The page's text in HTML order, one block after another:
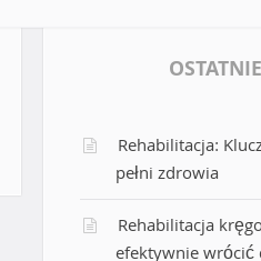
Rehabilitacja:
pełni zdrowia
Rehabilitacja